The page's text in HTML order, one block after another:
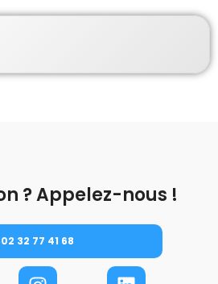
? Appelez-nous !
02 32 77 41 68